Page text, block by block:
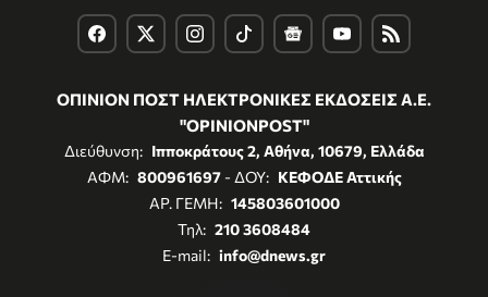
ΟΠΙΝΙΟΝ ΠΟΣΤ ΗΛΕΚΤΡΟΝΙΚΕΣ ΕΚΔΟΣΕΙΣ Α.Ε.
"OPINIONPOST"
Διεύθυνση: Ιπποκράτους 2, Αθήνα, 10679, Ελλάδα
ΑΦΜ: 800961697- ΔΟΥ: ΚΕΦΟΔΕ Αττικής
ΑΡ. ΓΕΜΗ: 145803601000
Τηλ: 210 3608484
E-mail: info@dnews.gr